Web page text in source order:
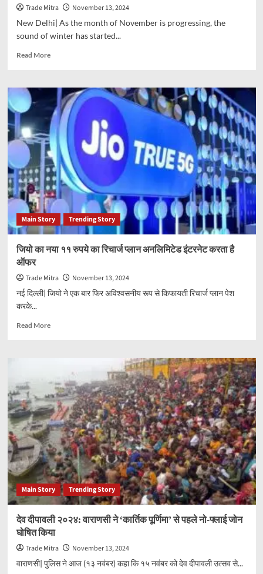
Trade Mitra
November 13, 2024
New Delhi| As the month of November is progressing, the
sound of winter has started...
Read MoreRead
Amla
Murabba
boost
immunity
in
winter,
know
its
easy
recipe
Main Story Trending Story
जियो का नया ११ रुपये का रिचार्ज प्लान अनलिमिटेड इंटरनेट करता है
ऑफर
Trade Mitra
November 13, 2024
नई दिल्ली| जियो ने एक बार फिर अविश्वसनीय रूप से किफायती रिचार्ज प्लान पेश
करके...
Read MoreRead
नया
११
रुपये
का
रिचार्ज
प्लान
अनलिमिटेड
इंटरनेट
करता
है
ऑफर
Main Story Trending Story
देव दीपावली २०२४: वाराणसी ने ‘कार्तिक पूर्णिमा’ से पहले नो-फ्लाई जोन
घोषित किया
Trade Mitra
November 13, 2024
वाराणसी| पुलिस ने आज (१३ नवंबर) कहा कि १५ नवंबर को देव दीपावली उत्सव से...